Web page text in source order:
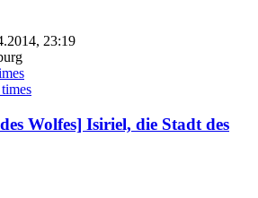
23:19
Wolfes] Isiriel, die Stadt des